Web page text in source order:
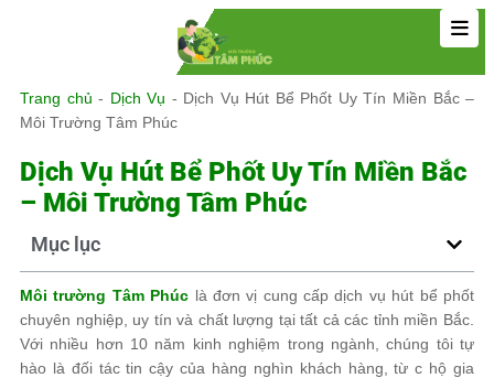
Trang chủ - Dịch Vụ - Dịch Vụ Hút Bể Phốt Uy Tín Miền Bắc –
Môi Trường Tâm Phúc
Dịch Vụ Hút Bể Phốt Uy Tín Miền Bắc
– Môi Trường Tâm Phúc
Mục lục
Môi trường Tâm Phúc là đơn vị cung cấp dịch vụ hút bể phốt
chuyên nghiệp, uy tín và chất lượng tại tất cả các tỉnh miền Bắc.
Với nhiều hơn 10 năm kinh nghiệm trong ngành, chúng tôi tự
hào là đối tác tin cậy của hàng nghìn khách hàng, từ c hộ gia